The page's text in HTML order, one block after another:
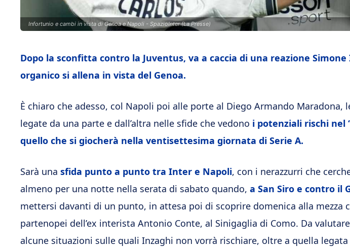
Infortunio e cambi in vista di Genoa e Napoli - SpazioInter (La Presse)
Dopo la sconfitta contro la Juventus, va a caccia di una reazione
organico si allena in vista del Genoa.
È chiaro che adesso, col Napoli poi alle porte al Diego Armando Maradona,
legate da una parte e dall’altra nelle sfide che vedono i potenziali rischi nel
quello che si giocherà nella ventisettesima giornata di Serie A.
Sarà una sfida punto a punto tra Inter e Napoli, con i nerazzurri che
almeno per una notte nella serata di sabato quando, a San Siro e contro il
mettersi davanti di un punto, in attesa poi di scoprire domenica alla mezza
partenopei dell’ex interista Antonio Conte, al Sinigaglia di Como. Da
alcune situazioni sulle quali Inzaghi non vorrà rischiare, oltre a quella